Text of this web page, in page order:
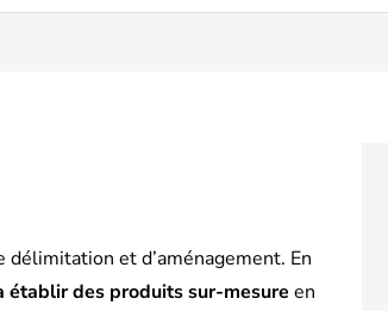
et d’aménagement. En
établir des produits sur-mesure en